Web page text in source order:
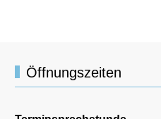
Öffnungszeiten